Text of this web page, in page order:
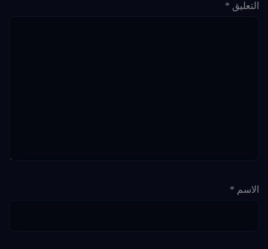
التعليق *
الاسم *